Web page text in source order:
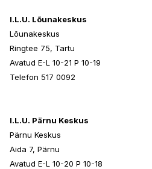
I.L.U. Lõunakeskus
Lõunakeskus
Ringtee 75, Tartu
Avatud E-L 10-21 P 10-19
Telefon 517 0092
I.L.U. Pärnu Keskus
Pärnu Keskus
Aida 7, Pärnu
Avatud E-L 10-20 P 10-18